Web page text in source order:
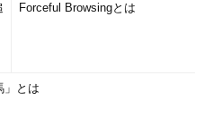
Forceful Browsingとは
」とは